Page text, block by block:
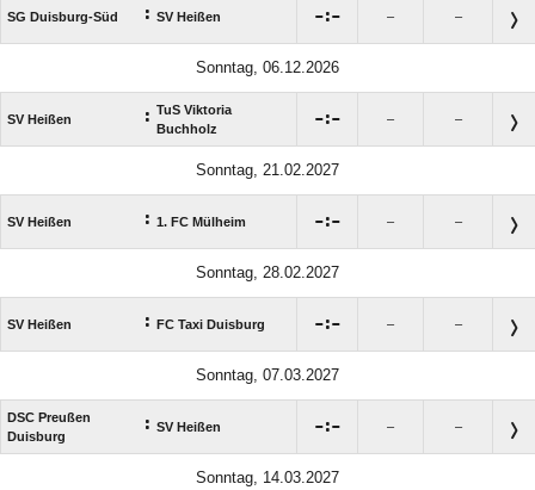
SG Duisburg-Süd : SV Heißen : – –
Sonntag, 06.12.2026
SV Heißen : TuS Viktoria
Buchholz
: – –
Sonntag, 21.02.2027
SV Heißen : 1. FC Mülheim : – –
Sonntag, 28.02.2027
SV Heißen : FC Taxi Duisburg : – –
Sonntag, 07.03.2027
DSC Preußen
Duisburg
: SV Heißen : – –
Sonntag, 14.03.2027